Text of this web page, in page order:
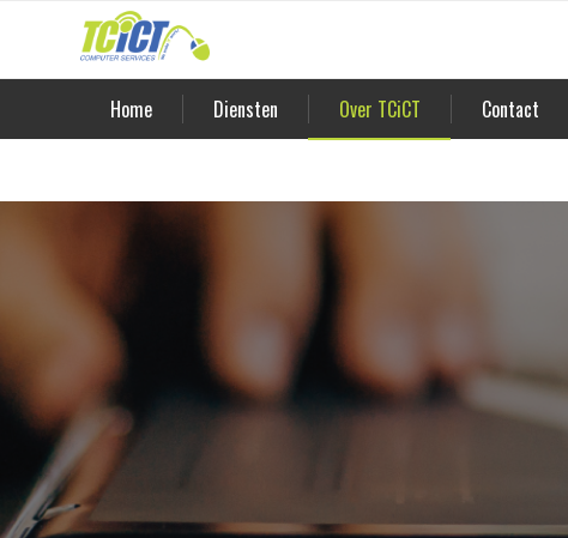
Home Diensten Over TCiCT Contact